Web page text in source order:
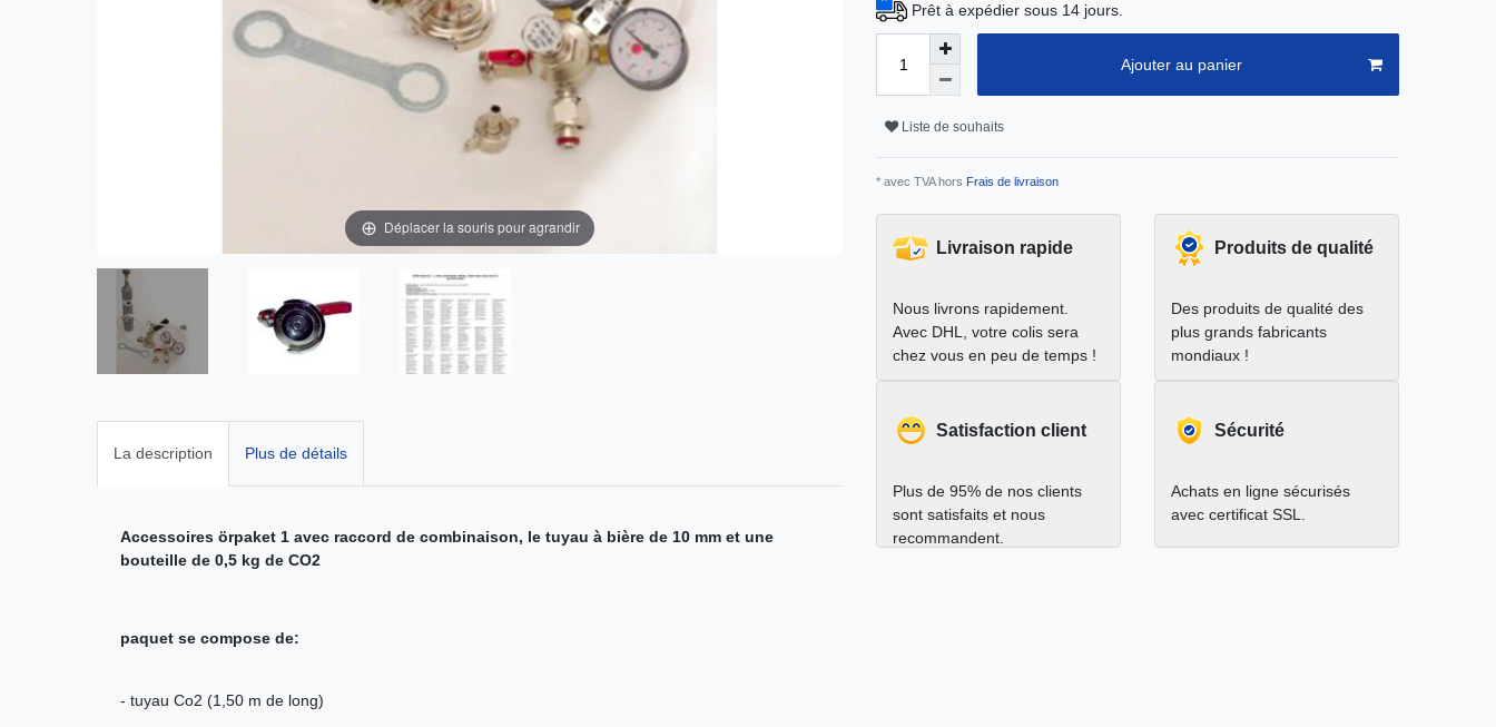
Déplacer la souris pour agrandir
La description Plus de détails
Accessoires örpaket 1 avec raccord de combinaison, le tuyau à bière de 10 mm et une
bouteille de 0,5 kg de CO2
paquet se compose de:
- tuyau Co2 (1,50 m de long)
Prêt à expédier sous 14 jours.
Ajouter au panier
Liste de souhaits
* avec TVA hors Frais de livraison
Livraison rapide
Nous livrons rapidement.
Avec DHL, votre colis sera
chez vous en peu de temps !
Produits de qualité
Des produits de qualité des
plus grands fabricants
mondiaux !
Satisfaction client
Plus de 95% de nos clients
sont satisfaits et nous
recommandent.
Sécurité
Achats en ligne sécurisés
avec certificat SSL.